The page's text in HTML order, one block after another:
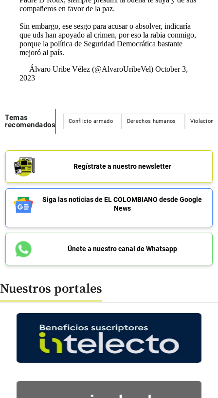
compañeros en favor de la paz.
Sin embargo, ese sesgo para acusar o absolver, indicaría
que uds han apoyado al crimen, por eso la rabia conmigo,
porque la política de Seguridad Democrática bastante
mejoró al país.
— Álvaro Uribe Vélez (@AlvaroUribeVel) October 3,
2023
Temas
recomendados
Conflicto armado Derechos humanos
Regístrate a nuestro newsletter
Siga las noticias de EL COLOMBIANO desde Google
News
Únete a nuestro canal de Whatsapp
Nuestros portales